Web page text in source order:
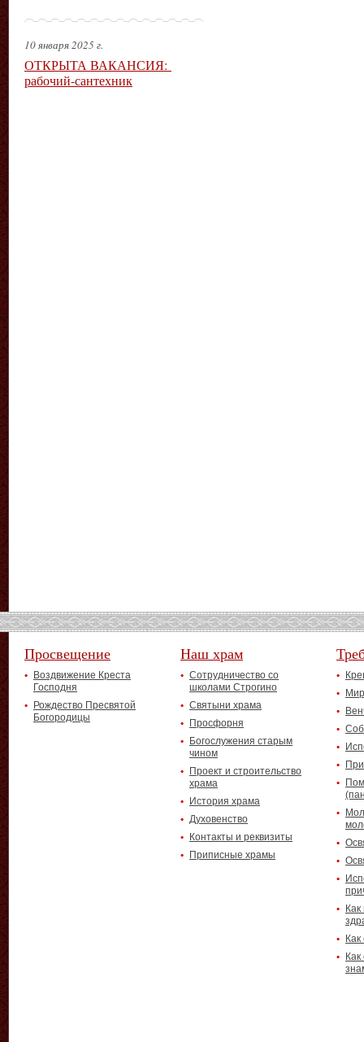
10 января 2025 г.
ОТКРЫТА ВАКАНСИЯ:
рабочий-сантехник
Просвещение
Воздвижение Креста
Господня
Рождество Пресвятой
Богородицы
Наш храм
Сотрудничество со
школами Строгино
Святыни храма
Просфорня
Богослужения старым
чином
Проект и строительство
храма
История храма
Духовенство
Контакты и реквизиты
Приписные храмы
Как